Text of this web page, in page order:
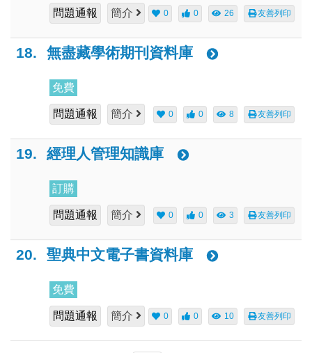
問題通報 簡介 0 0 26 友善列印
18. 無盡藏學術期刊資料庫
免費
問題通報 簡介 0 0 8 友善列印
19. 經理人管理知識庫
訂購
問題通報 簡介 0 0 3 友善列印
20. 聖典中文電子書資料庫
免費
問題通報 簡介 0 0 10 友善列印